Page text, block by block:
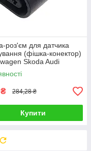
роз'єм для датчика
(фішка-конектор)
Skoda Audi
₴ 284,28 ₴
Купити